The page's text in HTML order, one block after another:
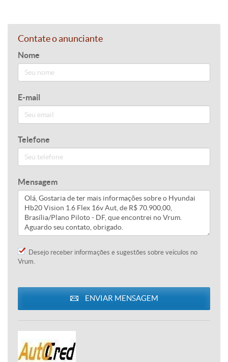
Contate o anunciante
Nome
E-mail
Telefone
Mensagem
Desejo receber informações e sugestões sobre veículos no
Vrum.
ENVIAR MENSAGEM